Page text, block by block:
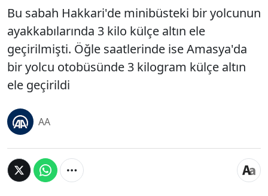
Bu sabah Hakkari'de minibüsteki bir yolcunun
ayakkabılarında 3 kilo külçe altın ele
geçirilmişti. Öğle saatlerinde ise Amasya'da
bir yolcu otobüsünde 3 kilogram külçe altın
ele geçirildi
AA